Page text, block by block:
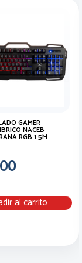
GAMER
NACEB
RGB 1.5M
al carrito